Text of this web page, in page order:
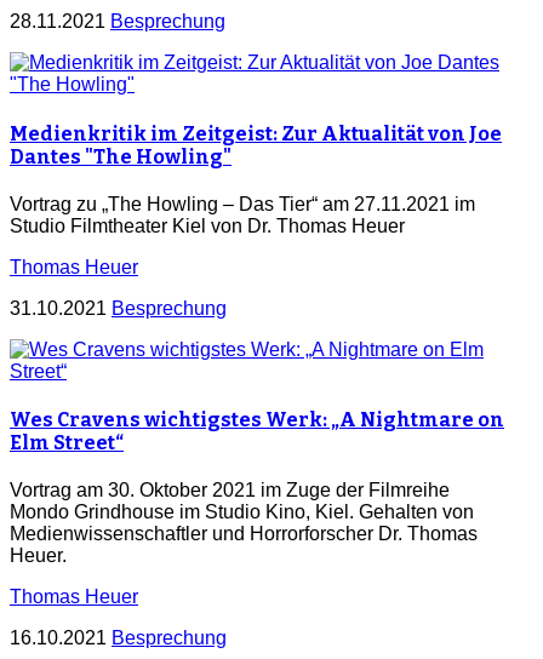
28.11.2021 Besprechung
Medienkritik im Zeitgeist: Zur Aktualität von Joe
Dantes "The Howling"
Vortrag zu „The Howling – Das Tier“ am 27.11.2021 im
Studio Filmtheater Kiel von Dr. Thomas Heuer
Thomas Heuer
31.10.2021 Besprechung
Wes Cravens wichtigstes Werk: „A Nightmare on
Elm Street“
Vortrag am 30. Oktober 2021 im Zuge der Filmreihe
Mondo Grindhouse im Studio Kino, Kiel. Gehalten von
Medienwissenschaftler und Horrorforscher Dr. Thomas
Heuer.
Thomas Heuer
16.10.2021 Besprechung